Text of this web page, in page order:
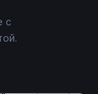
с